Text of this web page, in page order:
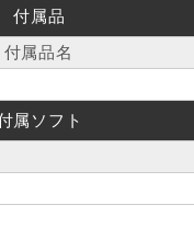
付属品
付属品名
属ソフト